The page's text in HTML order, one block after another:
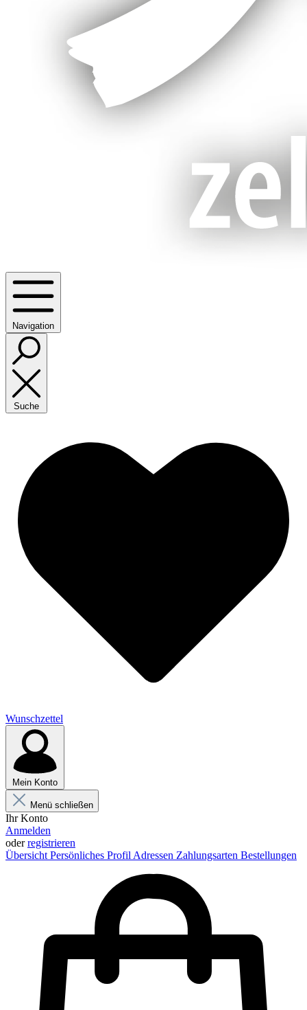
Navigation
Suche
Wunschzettel
Mein Konto
Menü schließen
Ihr Konto
Anmelden
oderregistrieren
Übersicht Persönliches Profil Adressen Zahlungsarten Bestellungen